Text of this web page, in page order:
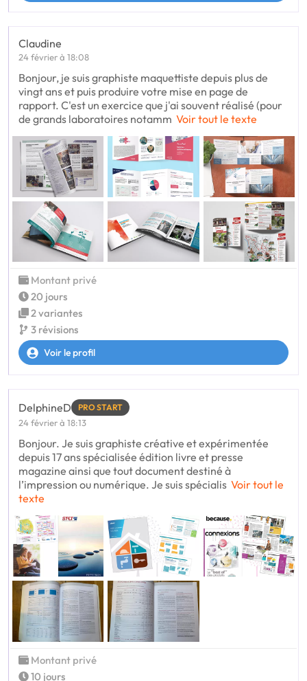
Claudine
24 février à 18:08
Bonjour, je suis graphiste maquettiste depuis plus de
vingt ans et puis produire votre mise en page de
rapport. C'est un exercice que j'ai souvent réalisé (pour
de grands laboratoires notamm Voir tout le texte
Montant privé
20 jours
2 variantes
3 révisions
Voir le profil
DelphineD PRO START
24 février à 18:13
Bonjour. Je suis graphiste créative et expérimentée
depuis 17 ans spécialisée édition livre et presse
magazine ainsi que tout document destiné à
l’impression ou numérique. Je suis spécialis Voir tout le
texte
Montant privé
10 jours